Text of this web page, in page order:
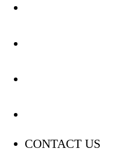
CONTACT US